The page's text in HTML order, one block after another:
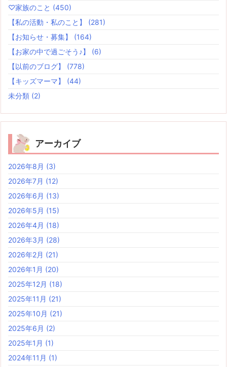
♡家族のこと (450)
【私の活動・私のこと】 (281)
【お知らせ・募集】 (164)
【お家の中で過ごそう♪】 (6)
【以前のブログ】 (778)
【キッズマーマ】 (44)
未分類 (2)
アーカイブ
2026年8月 (3)
2026年7月 (12)
2026年6月 (13)
2026年5月 (15)
2026年4月 (18)
2026年3月 (28)
2026年2月 (21)
2026年1月 (20)
2025年12月 (18)
2025年11月 (21)
2025年10月 (21)
2025年6月 (2)
2025年1月 (1)
2024年11月 (1)